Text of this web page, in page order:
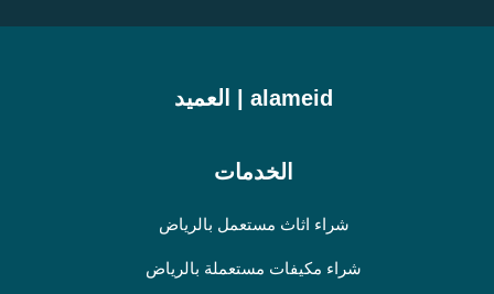
alameid | العميد
الخدمات
شراء اثاث مستعمل بالرياض
شراء مكيفات مستعملة بالرياض